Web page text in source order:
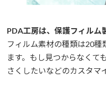
PDA工房は、保護フィルム
フィルム素材の種類は20種
ます。もし見つからなくて
さくしたいなどのカスタマ